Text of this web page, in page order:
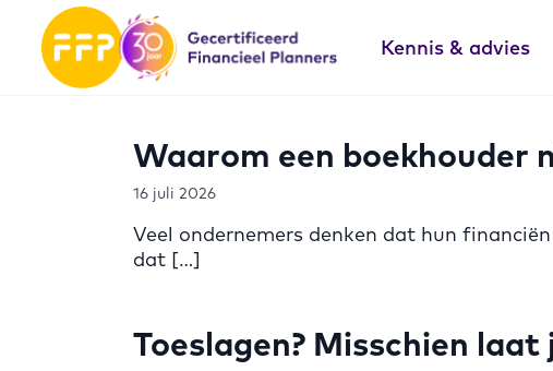
Kennis & advies
Waarom een boekhouder
16 juli 2026
Veel ondernemers denken dat hun
dat […]
Toeslagen? Misschien